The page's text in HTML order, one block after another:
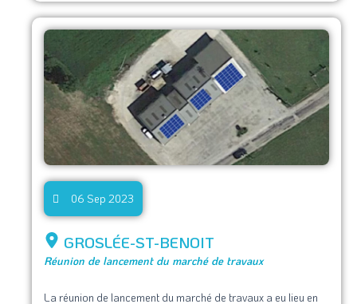
06 Sep 2023
GROSLÉE-ST-BENOIT
Réunion de lancement du marché de travaux
La réunion de lancement du marché de travaux a eu lieu en